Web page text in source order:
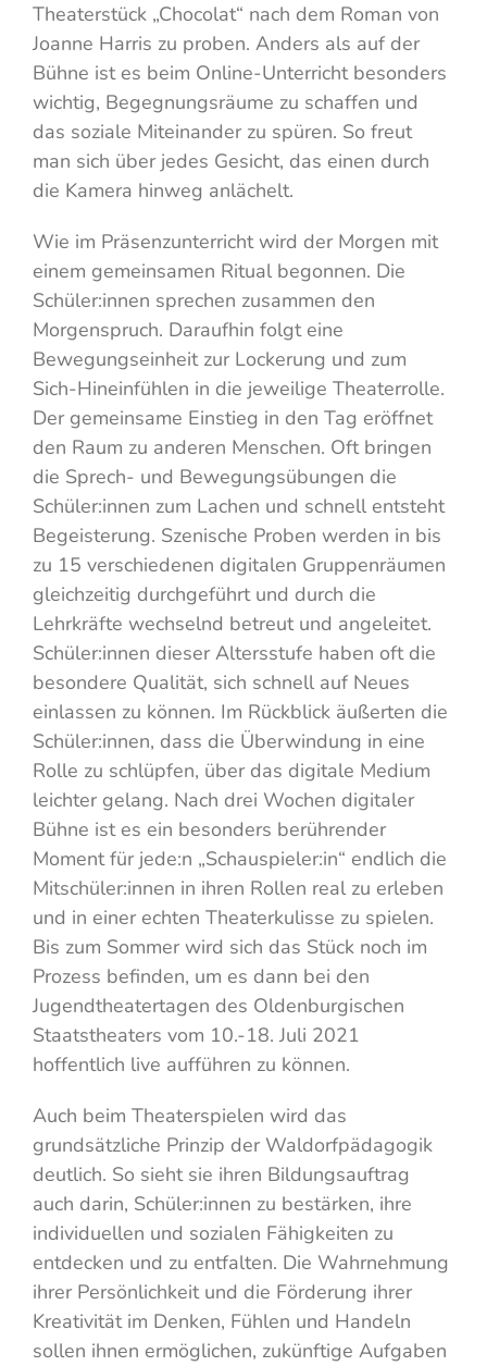
Theaterstück „Chocolat“ nach dem Roman von
Joanne Harris zu proben. Anders als auf der
Bühne ist es beim Online-Unterricht besonders
wichtig, Begegnungsräume zu schaffen und
das soziale Miteinander zu spüren. So freut
man sich über jedes Gesicht, das einen durch
die Kamera hinweg anlächelt.
Wie im Präsenzunterricht wird der Morgen mit
einem gemeinsamen Ritual begonnen. Die
Schüler:innen sprechen zusammen den
Morgenspruch. Daraufhin folgt eine
Bewegungseinheit zur Lockerung und zum
Sich-Hineinfühlen in die jeweilige Theaterrolle.
Der gemeinsame Einstieg in den Tag eröffnet
den Raum zu anderen Menschen. Oft bringen
die Sprech- und Bewegungsübungen die
Schüler:innen zum Lachen und schnell entsteht
Begeisterung. Szenische Proben werden in bis
zu 15 verschiedenen digitalen Gruppenräumen
gleichzeitig durchgeführt und durch die
Lehrkräfte wechselnd betreut und angeleitet.
Schüler:innen dieser Altersstufe haben oft die
besondere Qualität, sich schnell auf Neues
einlassen zu können. Im Rückblick äußerten die
Schüler:innen, dass die Überwindung in eine
Rolle zu schlüpfen, über das digitale Medium
leichter gelang. Nach drei Wochen digitaler
Bühne ist es ein besonders berührender
Moment für jede:n „Schauspieler:in“ endlich die
Mitschüler:innen in ihren Rollen real zu erleben
und in einer echten Theaterkulisse zu spielen.
Bis zum Sommer wird sich das Stück noch im
Prozess befinden, um es dann bei den
Jugendtheatertagen des Oldenburgischen
Staatstheaters vom 10.-18. Juli 2021
hoffentlich live aufführen zu können.
Auch beim Theaterspielen wird das
grundsätzliche Prinzip der Waldorfpädagogik
deutlich. So sieht sie ihren Bildungsauftrag
auch darin, Schüler:innen zu bestärken, ihre
individuellen und sozialen Fähigkeiten zu
entdecken und zu entfalten. Die Wahrnehmung
ihrer Persönlichkeit und die Förderung ihrer
Kreativität im Denken, Fühlen und Handeln
sollen ihnen ermöglichen, zukünftige Aufgaben